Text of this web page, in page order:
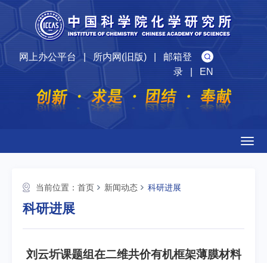
网上办公平台|所内网(旧版)| 邮箱登
录| EN
当前位置： 首页 新闻动态 科研进展
科研进展
刘云圻课题组在二维共价有机框架薄膜材料